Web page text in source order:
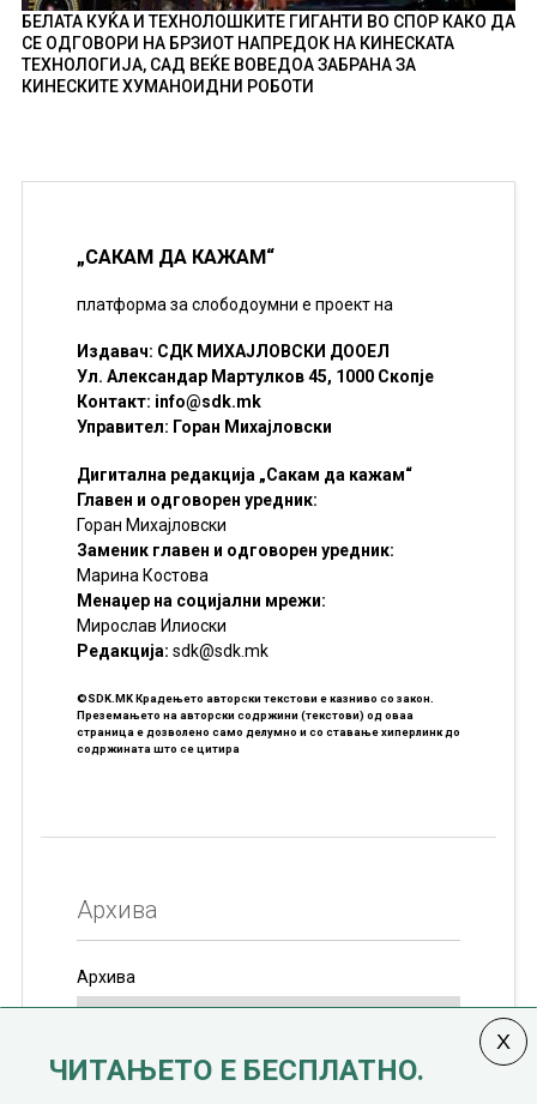
БЕЛАТА КУЌА И ТЕХНОЛОШКИТЕ ГИГАНТИ ВО СПОР КАКО ДА
СЕ ОДГОВОРИ НА БРЗИОТ НАПРЕДОК НА КИНЕСКАТА
ТЕХНОЛОГИЈА, САД ВЕЌЕ ВОВЕДОА ЗАБРАНА ЗА
КИНЕСКИТЕ ХУМАНОИДНИ РОБОТИ
„САКАМ ДА КАЖАМ“
платформа за слободоумни е проект на
Издавач: СДК МИХАЈЛОВСКИ ДООЕЛ
Ул. Александар Мартулков 45, 1000 Скопје
Контакт: info@sdk.mk
Управител: Горан Михајловски
Дигитална редакција „Сакам да кажам“
Главен и одговорен уредник:
Горан Михајловски
Заменик главен и одговорен уредник:
Марина Костова
Менаџер на социјални мрежи:
Мирослав Илиоски
Редакцијa: sdk@sdk.mk
©SDK.MK Крадењето авторски текстови е казниво со закон.
Преземањето на авторски содржини (текстови) од оваа
страница е дозволено само делумно и со ставање хиперлинк до
содржината што се цитира
Архива
Архива
ЧИТАЊЕТО Е БЕСПЛАТНО.